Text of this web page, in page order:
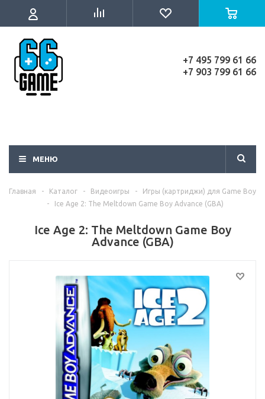
+7 495 799 61 66
+7 903 799 61 66
МЕНЮ
Главная - Каталог - Видеоигры -
Игры (картриджи) для Game Boy
-
Ice Age 2: The Meltdown Game Boy Advance (GBA)
Ice Age 2: The Meltdown Game Boy
Advance (GBA)